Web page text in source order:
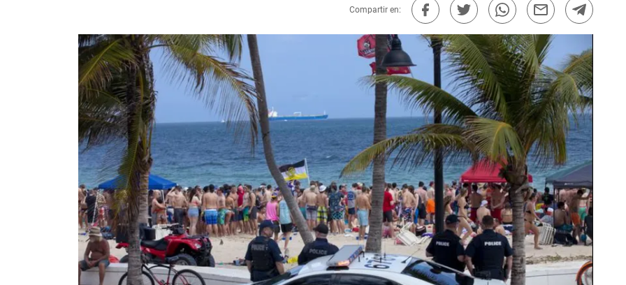
Compartir en: